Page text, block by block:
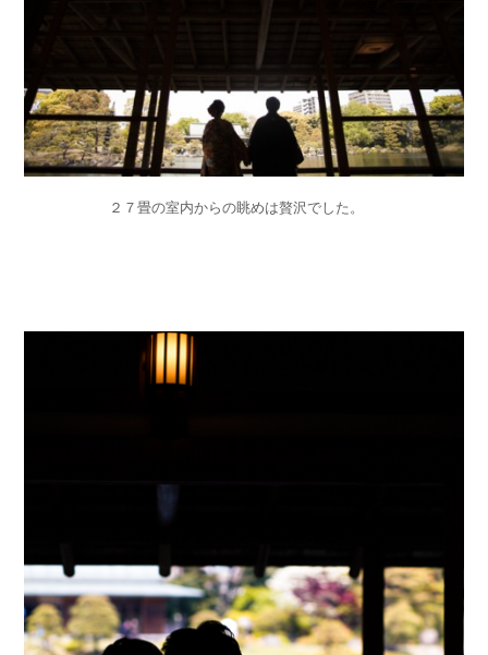
２７畳の室内からの眺めは贅沢でした。